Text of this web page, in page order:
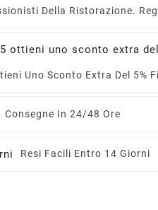
Della Ristorazione.
Uno Sconto Extra Del 5%
Consegne In 24/48 Ore
Resi Facili Entro 14 Giorni